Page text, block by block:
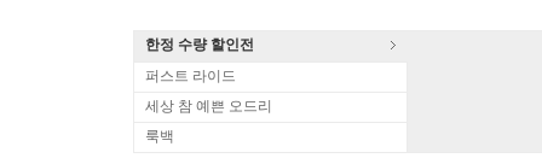
한정 수량 할인전
퍼스트 라이드
세상 참 예쁜 오드리
룩백